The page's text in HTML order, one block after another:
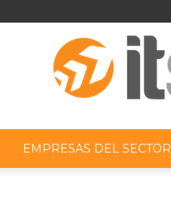
EMPRESAS DEL SECTOR